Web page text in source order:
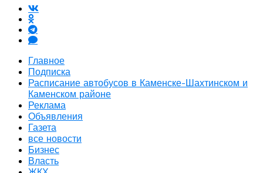
Главное
Подписка
Расписание автобусов в Каменске-Шахтинском и
Каменском районе
Реклама
Объявления
Газета
все новости
Бизнес
Власть